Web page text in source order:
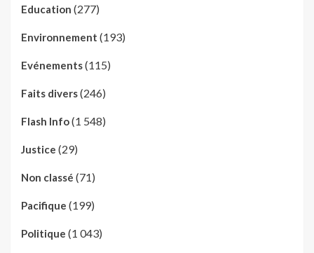
Education (277)
Environnement (193)
Evénements(115)
Faits divers(246)
Flash Info(1 548)
Justice (29)
Non classé (71)
Pacifique (199)
Politique (1 043)